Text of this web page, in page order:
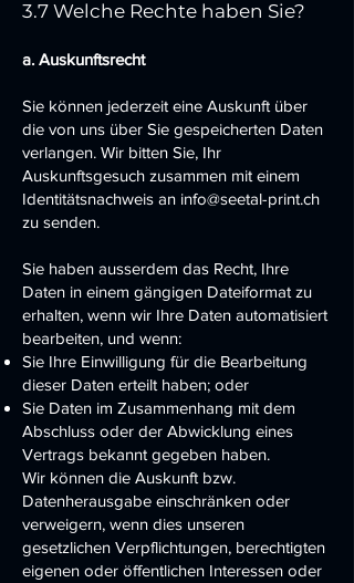
3.7 Welche Rechte haben Sie?
a. Auskunftsrecht
Sie können jederzeit eine Auskunft über
die von uns über Sie gespeicherten Daten
verlangen. Wir bitten Sie, Ihr
Auskunftsgesuch zusammen mit einem
Identitätsnachweis an info@seetal-print.ch
zu senden.
Sie haben ausserdem das Recht, Ihre
Daten in einem gängigen Dateiformat zu
erhalten, wenn wir Ihre Daten automatisiert
bearbeiten, und wenn:
Sie Ihre Einwilligung für die Bearbeitung
dieser Daten erteilt haben; oder
Sie Daten im Zusammenhang mit dem
Abschluss oder der Abwicklung eines
Vertrags bekannt gegeben haben.
Wir können die Auskunft bzw.
Datenherausgabe einschränken oder
verweigern, wenn dies unseren
gesetzlichen Verpflichtungen, berechtigten
eigenen oder öffentlichen Interessen oder